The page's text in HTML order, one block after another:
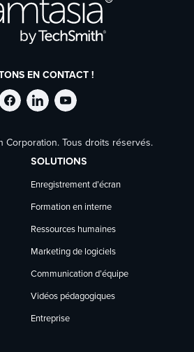
EN CONTACT !
Suivre
TechSmith
sur
Facebook
Suivre
TechSmith
sur
LinkedIn
Suivre
TechSmith
sur
YouTube
Corporation. Tous droits réservés.
SOLUTIONS
Enregistrement d’écran
Formation en interne
Ressources humaines
Marketing de logiciels
Communication d’équipe
Vidéos pédagogiques
Entreprise